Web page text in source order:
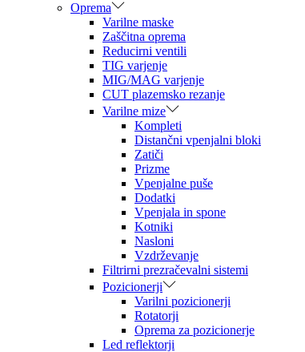
Oprema
Varilne maske
Zaščitna oprema
Reducirni ventili
TIG varjenje
MIG/MAG varjenje
CUT plazemsko rezanje
Varilne mize
Kompleti
Distančni vpenjalni bloki
Zatiči
Prizme
Vpenjalne puše
Dodatki
Vpenjala in spone
Kotniki
Nasloni
Vzdrževanje
Filtrirni prezračevalni sistemi
Pozicionerji
Varilni pozicionerji
Rotatorji
Oprema za pozicionerje
Led reflektorji